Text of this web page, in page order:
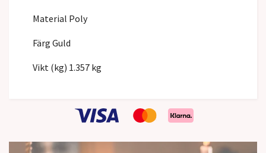
Material Poly
Färg Guld
Vikt (kg) 1.357 kg